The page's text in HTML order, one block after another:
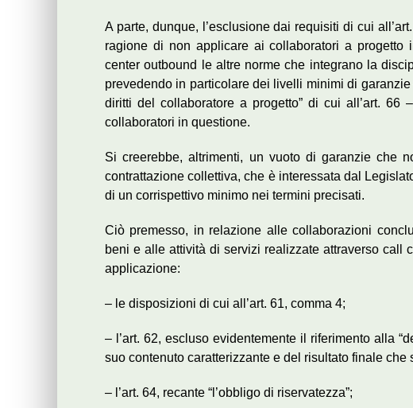
A parte, dunque, l’esclusione dai requisiti di cui
ragione di non applicare ai collaboratori a
center outbound le altre norme che integrano la
prevedendo in particolare dei livelli minimi di
diritti del collaboratore a progetto” di cui all’art. 66
collaboratori in questione.
Si creerebbe, altrimenti, un vuoto di garanzie che
contrattazione collettiva, che è interessata dal
di un corrispettivo minimo nei termini precisati.
Ciò premesso, in relazione alle collaborazioni
beni e alle attività di servizi realizzate attraverso call
applicazione:
– le disposizioni di cui all’art. 61, comma 4;
– l’art. 62, escluso evidentemente il riferimento alla
suo contenuto caratterizzante e del risultato finale che
– l’art. 64, recante “l’obbligo di riservatezza”;